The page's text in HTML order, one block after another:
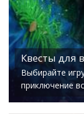
Квесты для
Выбирайте
приключение